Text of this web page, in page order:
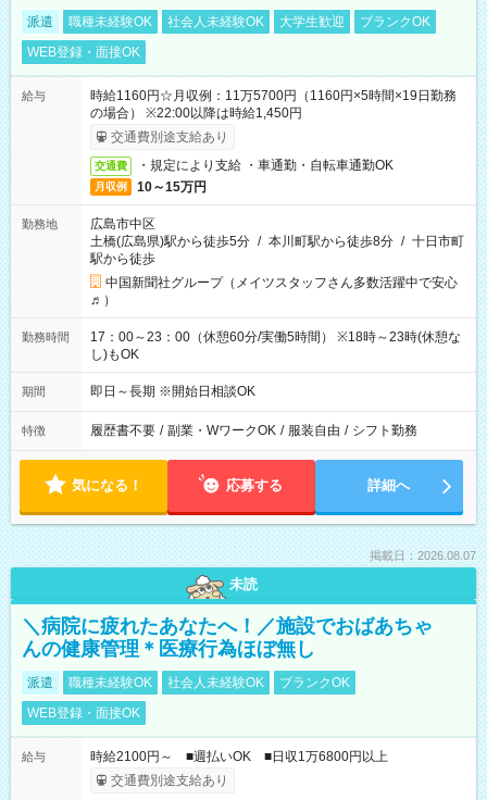
派遣 職種未経験OK 社会人未経験OK 大学生歓迎
ブランクOK
WEB登録・面接OK
給与
時給1160円☆月収例：11万5700円（1160円×5時間×19日勤務
の場合） ※22:00以降は時給1,450円
交通費別途支給あり
交通費 ・規定により支給 ・車通勤・自転車通勤OK
月収例 10～15万円
勤務地
広島市中区
土橋(広島県)駅から徒歩5分 / 本川町駅から徒歩8分 / 十日市町
駅から徒歩
中国新聞社グループ（メイツスタッフさん多数活躍中で安心
♬）
勤務時間
17：00～23：00（休憩60分/実働5時間） ※18時～23時(休憩な
し)もOK
期間 即日～長期 ※開始日相談OK
特徴 履歴書不要 / 副業・WワークOK / 服装自由 / シフト勤務
気になる！ 応募する 詳細へ
掲載日：2026.08.07
未読
＼病院に疲れたあなたへ！／施設でおばあちゃ
んの健康管理＊医療行為ほぼ無し
派遣 職種未経験OK 社会人未経験OK
ブランクOK
WEB登録・面接OK
給与
時給2100円～ ■週払いOK ■日収1万6800円以上
交通費別途支給あり